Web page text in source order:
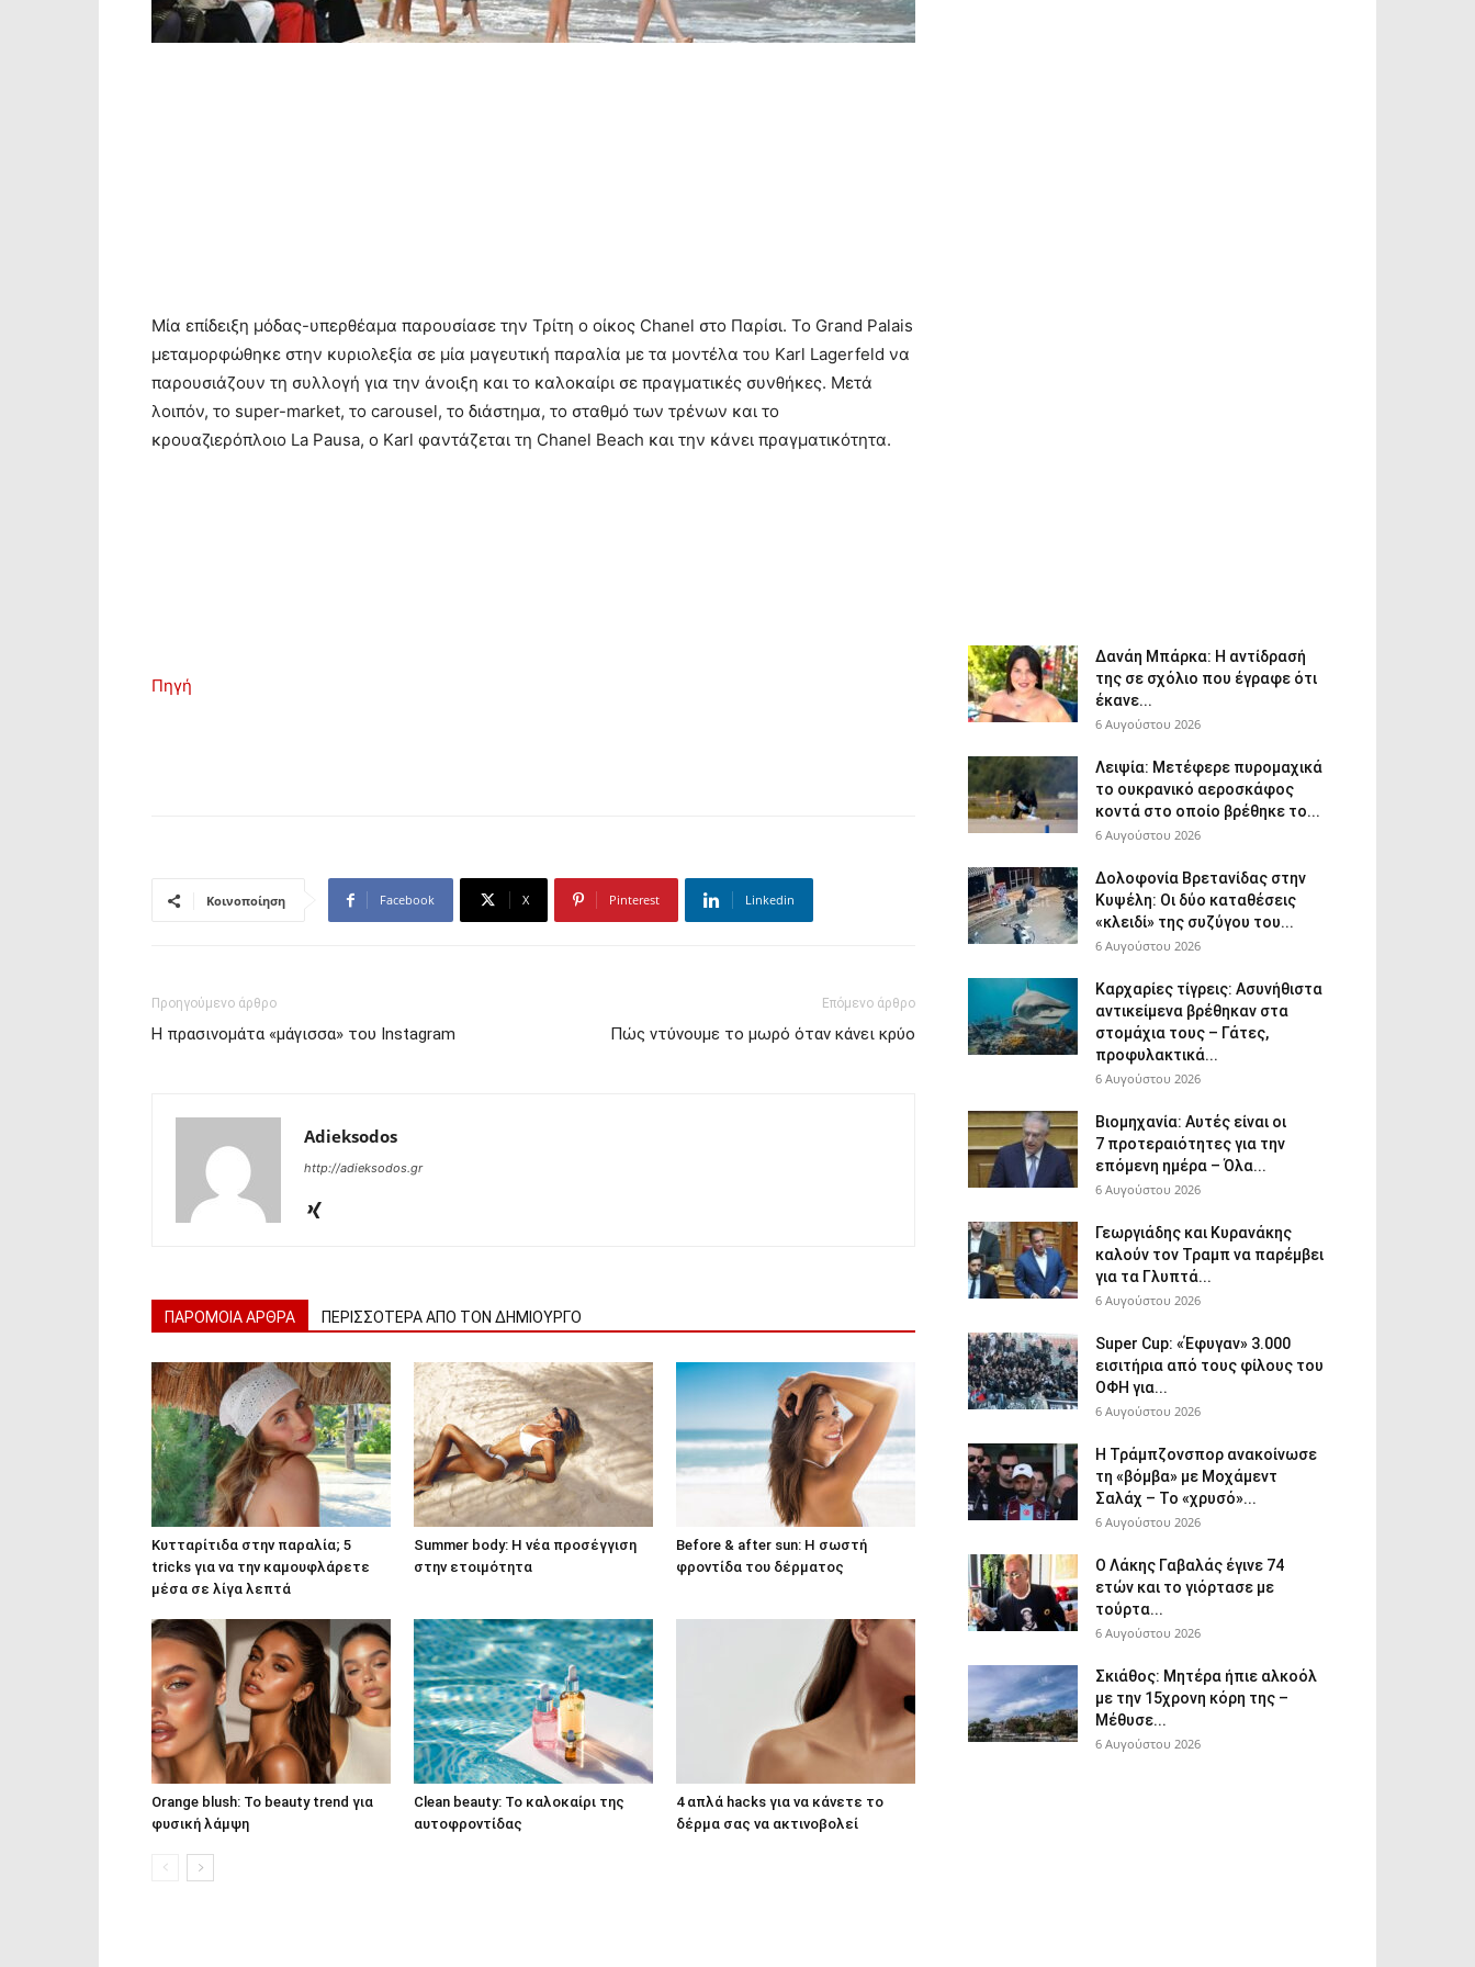
Μία επίδειξη μόδας-υπερθέαμα παρουσίασε την Τρίτη ο οίκος Chanel στο Παρίσι. Το Grand Palais
μεταμορφώθηκε στην κυριολεξία σε μία μαγευτική παραλία με τα μοντέλα του Karl Lagerfeld να
παρουσιάζουν τη συλλογή για την άνοιξη και το καλοκαίρι σε πραγματικές συνθήκες. Μετά
λοιπόν, το super-market, το carousel, το διάστημα, το σταθμό των τρένων και το
κρουαζιερόπλοιο La Pausa, ο Karl φαντάζεται τη Chanel Beach και την κάνει πραγματικότητα.
Πηγή
Κοινοποίηση Facebook X Pinterest Linkedin
Προηγούμενο άρθρο
Η πρασινομάτα «μάγισσα» του Instagram
Επόμενο άρθρο
Πώς ντύνουμε το μωρό όταν κάνει κρύο
Adieksodos
http://adieksodos.gr
ΠΑΡΟΜΟΙΑ ΑΡΘΡΑ ΠΕΡΙΣΣΟΤΕΡΑ ΑΠΟ ΤΟΝ ΔΗΜΙΟΥΡΓΟ
Κυτταρίτιδα στην παραλία; 5
tricks για να την καμουφλάρετε
μέσα σε λίγα λεπτά
Summer body: Η νέα προσέγγιση
στην ετοιμότητα
Before & after sun: Η σωστή
φροντίδα του δέρματος
Orange blush: Το beauty trend για
φυσική λάμψη
Clean beauty: Το καλοκαίρι της
αυτοφροντίδας
4 απλά hacks για να κάνετε το
δέρμα σας να ακτινοβολεί
Δανάη Μπάρκα: Η αντίδρασή
της σε σχόλιο που έγραφε ότι
έκανε...
6 Αυγούστου 2026
Λειψία: Μετέφερε πυρομαχικά
το ουκρανικό αεροσκάφος
κοντά στο οποίο βρέθηκε το...
6 Αυγούστου 2026
Δολοφονία Βρετανίδας στην
Κυψέλη: Οι δύο καταθέσεις
«κλειδί» της συζύγου του...
6 Αυγούστου 2026
Καρχαρίες τίγρεις: Ασυνήθιστα
αντικείμενα βρέθηκαν στα
στομάχια τους – Γάτες,
προφυλακτικά...
6 Αυγούστου 2026
Βιομηχανία: Αυτές είναι οι
7 προτεραιότητες για την
επόμενη ημέρα – Όλα...
6 Αυγούστου 2026
Γεωργιάδης και Κυρανάκης
καλούν τον Τραμπ να παρέμβει
για τα Γλυπτά...
6 Αυγούστου 2026
Super Cup: «Έφυγαν» 3.000
εισιτήρια από τους φίλους του
ΟΦΗ για...
6 Αυγούστου 2026
Η Τράμπζονσπορ ανακοίνωσε
τη «βόμβα» με Μοχάμεντ
Σαλάχ – Το «χρυσό»...
6 Αυγούστου 2026
Ο Λάκης Γαβαλάς έγινε 74
ετών και το γιόρτασε με
τούρτα...
6 Αυγούστου 2026
Σκιάθος: Μητέρα ήπιε αλκοόλ
με την 15χρονη κόρη της –
Μέθυσε...
6 Αυγούστου 2026